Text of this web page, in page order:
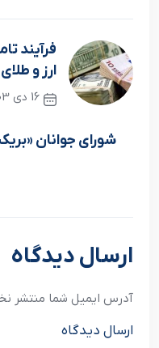
فرآیند
ارز و
16 دی 1403
شورای جوانان
ارسال دیدگاه
آدرس ایمیل شما منتشر
ارسال دیدگاه